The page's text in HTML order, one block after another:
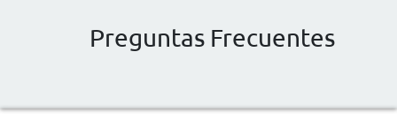
Preguntas Frecuentes